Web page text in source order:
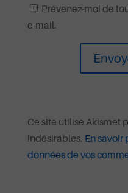
Prévenez-moi de
e-mail.
Ce site utilise Akismet
indésirables. En savoir
données de vos